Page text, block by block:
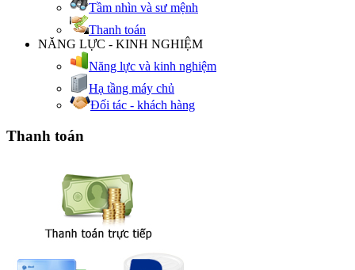
Tầm nhìn và sư mệnh
Thanh toán
NĂNG LỰC - KINH NGHIỆM
Năng lực và kinh nghiệm
Hạ tầng máy chủ
Đối tác - khách hàng
Thanh toán